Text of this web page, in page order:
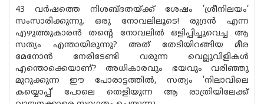
43 വർഷത്തെ നിശബ്ദതയ്ക്ക് ശേഷം ’ശ്രീനിലയം’
സംസാരിക്കുന്നു. ഒരു നോവലിലൂടെ! രുദ്രൻ എന്ന
എഴുത്തുകാരൻ തന്റെ നോവലിൽ ഒളിപ്പിച്ചുവെച്ച ആ
സത്യം എന്തായിരുന്നു? അത് തേടിയിറങ്ങിയ മീര
മേനോൻ നേരിടേണ്ടി വരുന്ന വെല്ലുവിളികൾ
എന്തൊക്കെയാണ്? അധികാരവും ഭയവും വരിഞ്ഞു
മുറുക്കുന്ന ഈ പോരാട്ടത്തിൽ, സത്യം ’നിലാവിലെ
കയ്യൊപ്പ്’ പോലെ തെളിയുന്ന ആ രാത്രിയിലേക്ക്